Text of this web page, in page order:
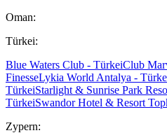
Oman:
Türkei:
Blue Waters Club - TürkeiClub
FinesseLykia World Antalya -
TürkeiStarlight & Sunrise Park
TürkeiSwandor Hotel & Resort
Zypern: